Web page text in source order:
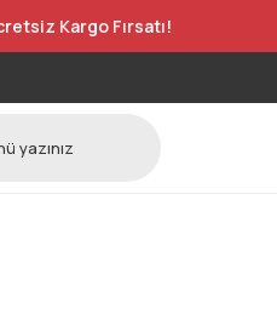
Kargo Fırsatı!